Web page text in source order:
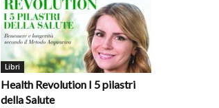
Libri
Health Revolution I 5 pilastri
della Salute